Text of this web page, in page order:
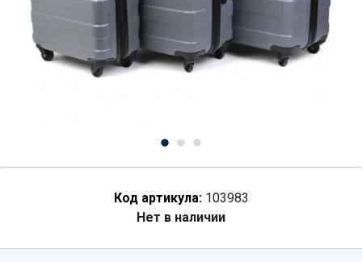
Код артикула: 103983
Нет в наличии